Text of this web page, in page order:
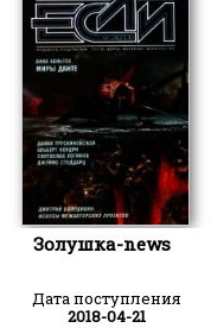
Золушка-news
Дата поступления
2018-04-21